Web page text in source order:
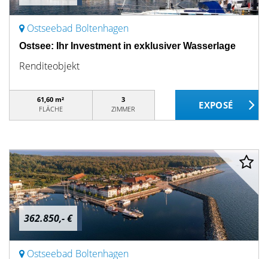
Ostseebad Boltenhagen
Ostsee: Ihr Investment in exklusiver Wasserlage
Renditeobjekt
61,60 m²
FLÄCHE
3
ZIMMER
362.850,- €
Ostseebad Boltenhagen